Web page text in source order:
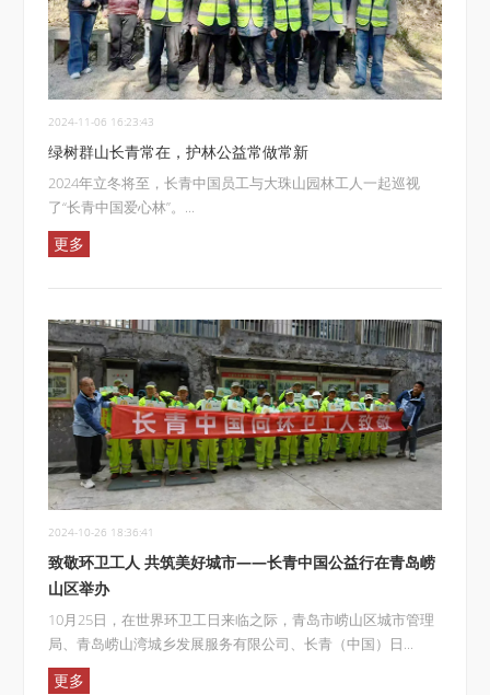
2024-11-06 16:23:43
绿树群山长青常在，护林公益常做常新
2024年立冬将至，长青中国员工与大珠山园林工人一起巡视
了“长青中国爱心林”。...
更多
2024-10-26 18:36:41
致敬环卫工人 共筑美好城市——长青中国公益行在青岛崂
山区举办
10月25日，在世界环卫工日来临之际，青岛市崂山区城市管理
局、青岛崂山湾城乡发展服务有限公司、长青（中国）日...
更多